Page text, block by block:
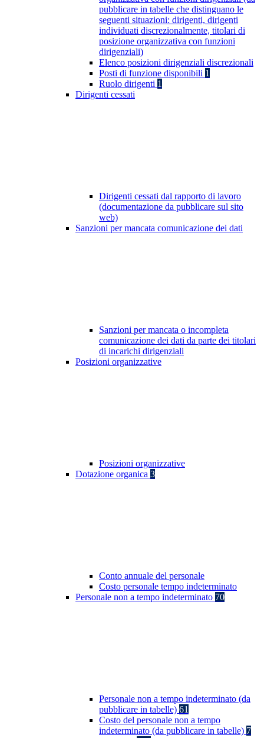
pubblicare in tabelle che distinguano le
seguenti situazioni: dirigenti, dirigenti
individuati discrezionalmente, titolari di
posizione organizzativa con funzioni
dirigenziali)
Elenco posizioni dirigenziali discrezionali
Posti di funzione disponibili 1
Ruolo dirigenti 1
Dirigenti cessati
Dirigenti cessati dal rapporto di lavoro
(documentazione da pubblicare sul sito
web)
Sanzioni per mancata comunicazione dei dati
Sanzioni per mancata o incompleta
comunicazione dei dati da parte dei titolari
di incarichi dirigenziali
Posizioni organizzative
Posizioni organizzative
Dotazione organica 3
Conto annuale del personale
Costo personale tempo indeterminato
Personale non a tempo indeterminato 70
Personale non a tempo indeterminato (da
pubblicare in tabelle) 61
Costo del personale non a tempo
indeterminato (da pubblicare in tabelle) 7